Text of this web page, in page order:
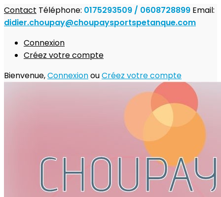
Contact Téléphone: 0175293509 / 0608728899 Email:
didier.choupay@choupaysportspetanque.com
Connexion
Créez votre compte
Bienvenue,ConnexionouCréez votre compte